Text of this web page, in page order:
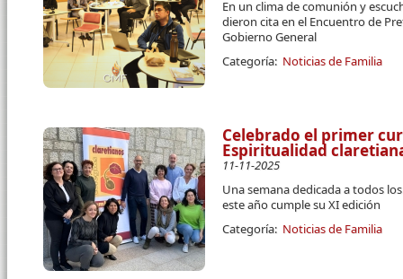
En un clima de comunión y
dieron cita en el Encuentro de
Gobierno General
Categoría: Noticias de Familia
Celebrado el primer
Espiritualidad
11-11-2025
Una semana dedicada a todos
este año cumple su XI edición
Categoría: Noticias de Familia